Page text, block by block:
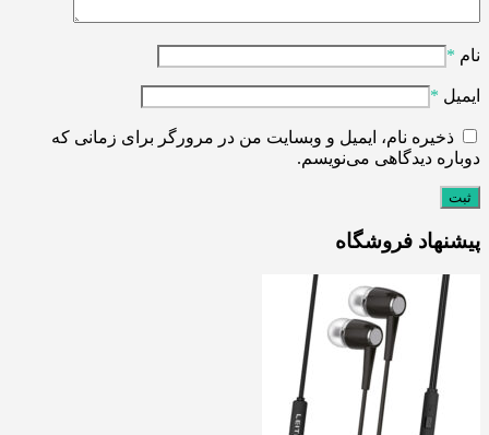
نام *
ایمیل *
ذخیره نام، ایمیل و وبسایت من در مرورگر برای زمانی که
دوباره دیدگاهی می‌نویسم.
پیشنهاد فروشگاه